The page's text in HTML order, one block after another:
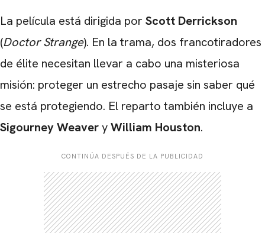
La película está dirigida por Scott Derrickson
(Doctor Strange). En la trama, dos francotiradores
de élite necesitan llevar a cabo una misteriosa
misión: proteger un estrecho pasaje sin saber qué
se está protegiendo. El reparto también incluye a
Sigourney WeaveryWilliam Houston.
CONTINÚA DESPUÉS DE LA PUBLICIDAD
CARREGANDO PUBLICIDADE